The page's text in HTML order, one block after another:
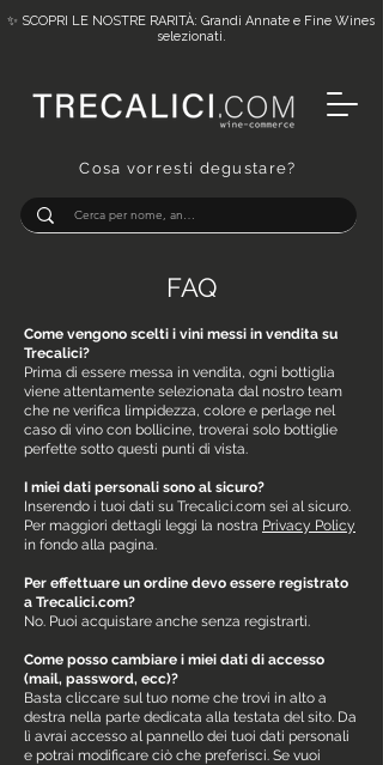
Cosa vorresti degustare?
✨ SCOPRI LE NOSTRE RARITÀ: Grandi Annate e Fine Wines
selezionati.
FAQ
Come vengono scelti i vini messi in vendita su
Trecalici?
Prima di essere messa in vendita, ogni bottiglia
viene attentamente selezionata dal nostro team
che ne verifica limpidezza, colore e perlage nel
caso di vino con bollicine, troverai solo bottiglie
perfette sotto questi punti di vista.
I miei dati personali sono al sicuro?
Inserendo i tuoi dati su Trecalici.com sei al sicuro.
Per maggiori dettagli leggi la nostra Privacy Policy
in fondo alla pagina.
Per effettuare un ordine devo essere registrato
a Trecalici.com?
No. Puoi acquistare anche senza registrarti.
Come posso cambiare i miei dati di accesso
(mail, password, ecc)?
Basta cliccare sul tuo nome che trovi in alto a
destra nella parte dedicata alla testata del sito. Da
lì avrai accesso al pannello dei tuoi dati personali
e potrai modificare ciò che preferisci. Se vuoi